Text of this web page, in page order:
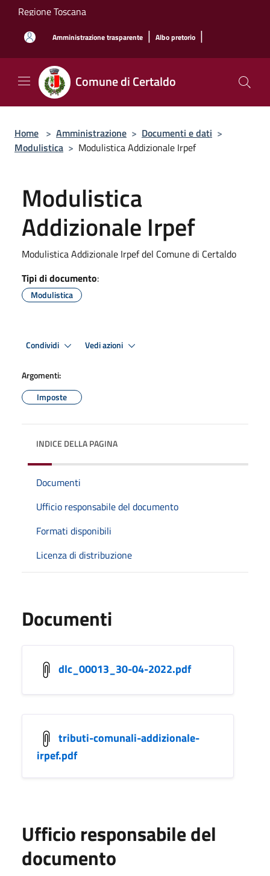
Salta al contenuto principale
Regione Toscana
Amministrazione trasparente | Albo pretorio |
Comune di Certaldo
Home > Amministrazione > Documenti e dati >
Modulistica > Modulistica Addizionale Irpef
Modulistica
Addizionale Irpef
Modulistica Addizionale Irpef del Comune di Certaldo
Tipi di documento:
Modulistica
Condividi Vedi azioni
Argomenti:
Imposte
INDICE DELLA PAGINA
Documenti
Ufficio responsabile del documento
Formati disponibili
Licenza di distribuzione
Documenti
dlc_00013_30-04-2022.pdf
tributi-comunali-addizionale-
irpef.pdf
Ufficio responsabile del
documento